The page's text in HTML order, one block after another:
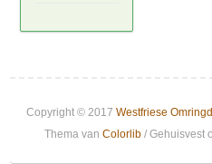
Copyright © 2017 Westfriese
Thema van Colorlib/ Gehuisvest